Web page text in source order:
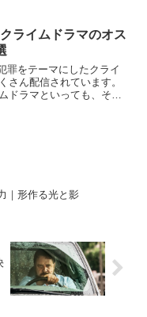
ライムドラマのオス
罪をテーマにしたクライ
さん配信されています。
ドラマといっても、その
｜形作る光と影